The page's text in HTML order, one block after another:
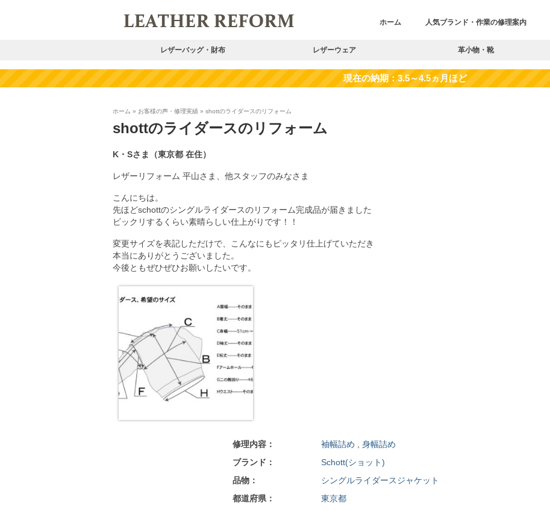
ホーム 人気ブランド・作業の修理案内
レザーバッグ・財布 レザーウェア 革小物・靴
ホーム » お客様の声・修理実績 » shottのライダースのリフォーム
shottのライダースのリフォーム
K・Sさま（東京都 在住）
レザーリフォーム 平山さま、他スタッフのみなさま
こんにちは。
先ほどschottのシングルライダースのリフォーム完成品が届きました
ビックリするくらい素晴らしい仕上がりです！！
変更サイズを表記しただけで、こんなにもピッタリ仕上げていただき
本当にありがとうございました。
今後ともぜひぜひお願いしたいです。
修理内容： 袖幅詰め , 身幅詰め
ブランド：
Schott(ショット)
品物：
シングルライダースジャケット
都道府県：
東京都